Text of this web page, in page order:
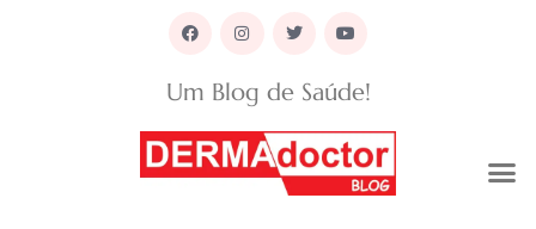
Um Blog de Saúde!